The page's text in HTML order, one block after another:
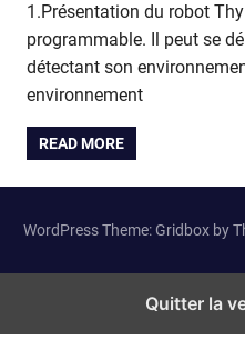
1.Présentation du robot
programmable. Il peut se
détectant son
environnement
READ MORE
WordPress Theme: Gridbox by
Quitter la